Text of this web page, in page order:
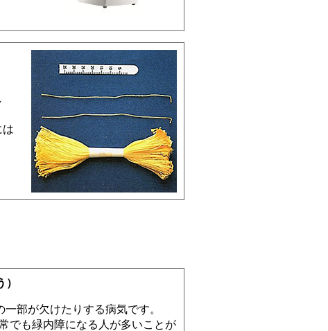
は
部が欠けたりする病気です。
でも緑内障になる人が多いことが